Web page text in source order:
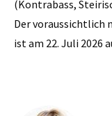
(Kontrabass,
Der voraussichtlich
ist am 22. Juli 2026